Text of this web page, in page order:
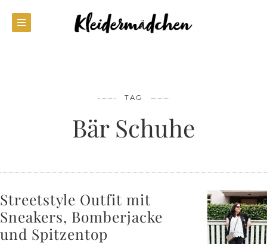
TAG
Bär Schuhe
Streetstyle Outfit mit
Sneakers, Bomberjacke
und Spitzentop